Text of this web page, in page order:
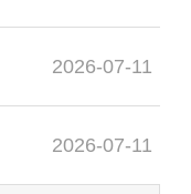
2026-07-11
2026-07-11